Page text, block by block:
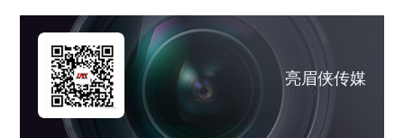
亮眉侠传媒